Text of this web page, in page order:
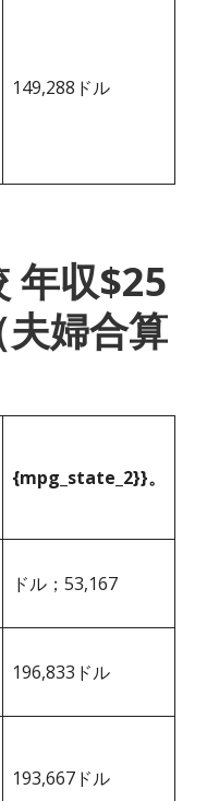
149,288ドル
年収$25
婦合算
{mpg_state_2}}。
ドル；53,167
196,833ドル
193,667ドル